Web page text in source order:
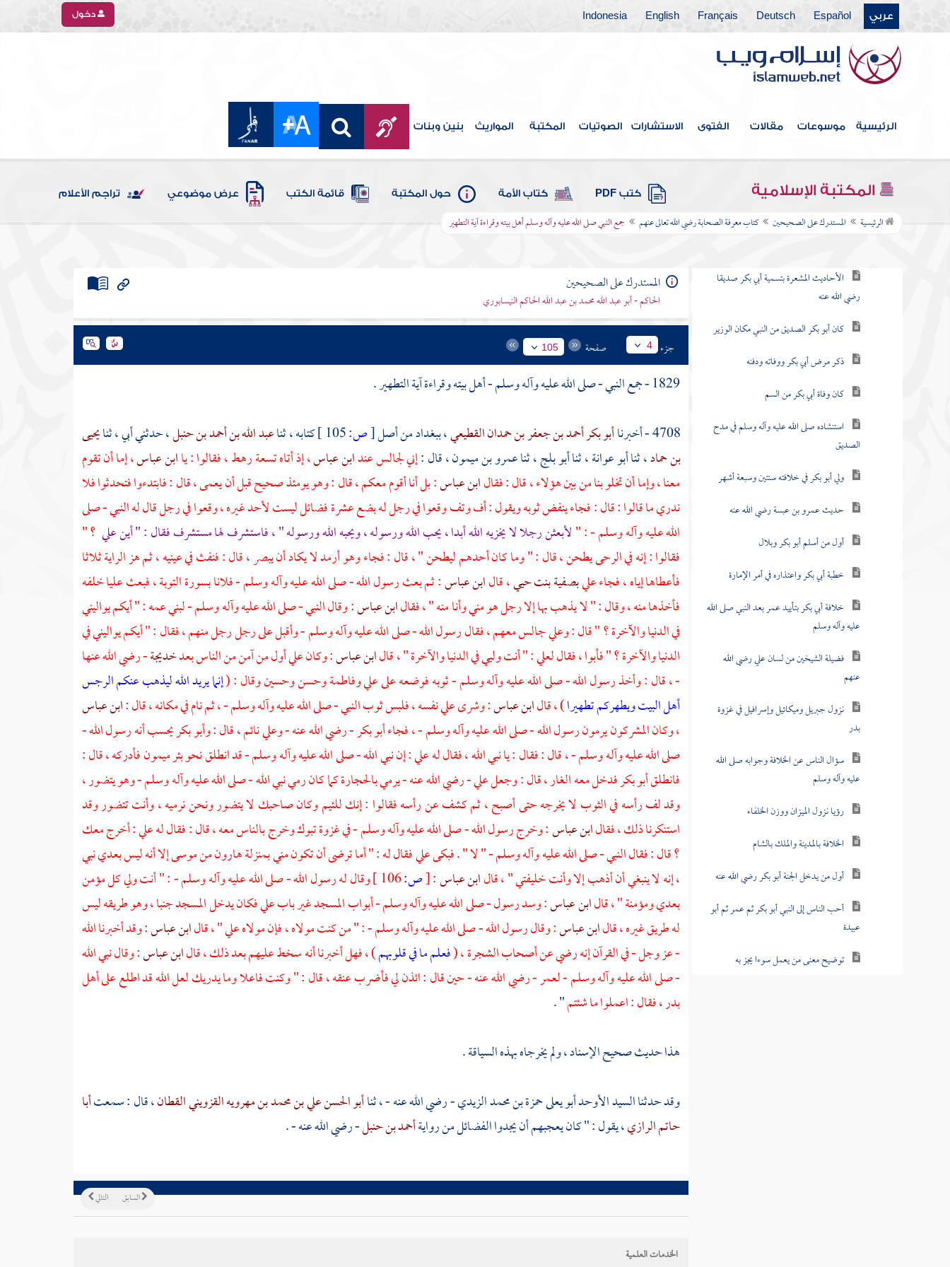
عربي Español
Deutsch
Français
English
Indonesia دخول
الرئيسية موسوعات مقالات الفتوى الاستشارات الصوتيات المكتبة المواريث بنين وبنات
المكتبة الإسلامية كتب PDF كتاب الأمة حول المكتبة قائمة الكتب عرض موضوعي تراجم الأعلام
الرئيسية المستدرك على الصحيحين كتاب معرفة الصحابة رضي الله تعالى عنهم جمع النبي صلى الله عليه وآله وسلم أهل بيته وقراءة آية التطهير
كتاب التفسير
كتاب تواريخ المتقدمين من الأنبياء والمرسلين
ومن كتاب آيات رسول الله صلى الله عليه وآله
وسلم التي في دلائل النبوة
كتاب الهجرة الأولى إلى الحبشة
كتاب الهجرة
كتاب المغازي والسرايا
كتاب معرفة الصحابة رضي الله تعالى عنهم
الأحاديث المشعرة بتسمية أبي بكر صديقا
رضي الله عنه
كان أبو بكر الصديق من النبي مكان الوزير
ذكر مرض أبي بكر ووفاته ودفنه
كان وفاة أبي بكر من السم
استنشاده صلى الله عليه وآله وسلم في مدح
الصديق
ولي أبو بكر في خلافته سنتين وسبعة أشهر
حديث عمرو بن عبسة رضي الله عنه
أول من أسلم أبو بكر وبلال
خطبة أبي بكر واعتذاره في أمر الإمارة
خلافة أبي بكر بتأييد عمر بعد النبي صلى الله
عليه وآله وسلم
فضيلة الشيخين من لسان علي رضي الله
عنهم
نزول جبريل وميكائيل وإسرافيل في غزوة
بدر
سؤال الناس عن الخلافة وجوابه صلى الله
عليه وآله وسلم
رؤيا نزول الميزان ووزن الخلفاء
الخلافة بالمدينة والملك بالشام
أول من يدخل الجنة أبو بكر رضي الله عنه
أحب الناس إلى النبي أبو بكر ثم عمر ثم أبو
عبيدة
توضيح معنى من يعمل سوءا يجز به
المستدرك على الصحيحين
الحاكم - أبو عبد الله محمد بن عبد الله الحاكم النيسابوري
جزء 4 صفحة 105
1829 - جمع النبي - صلى الله عليه وآله وسلم - أهل بيته وقراءة آية التطهير .
4708 - أخبرنا
أبو بكر أحمد بن جعفر بن حمدان القطيعي،ببغدادمن أصل[ص: كتابه ، ثناعبد الله بن أحمد بن حنبل، حدثني أبي ، ثنايحيى
بن حماد، ثناأبو عوانة، ثناأبو بلج، ثناعمرو بن ميمون، قال :إني لجالس عندابن عباس، إذ أتاه تسعة رهط ، فقالوا : ياابن عباس، إما أن تقوم
معنا ، وإما أن تخلو بنا من بين هؤلاء ، قال : فقالابن عباس: بل أنا أقوم معكم ، قال : وهو يومئذ صحيح قبل أن يعمى ، قال : فابتدءوا فتحدثوا فلا
ندري ما قالوا : قال : فجاء ينفض ثوبه ويقول : أف وتف وقعوا في رجل له بضع عشرة فضائل ليست لأحد غيره ، وقعوا في رجل قال له النبي - صلى
الله عليه وآله وسلم - : "لأبعثن رجلا لا يخزيه الله أبدا ، يحب الله ورسوله ، ويحبه الله ورسوله " ، فاستشرف لها مستشرف فقال : " أينعلي ؟ "
فقالوا : إنه في الرحى يطحن ، قال : " وما كان أحدهم ليطحن " ، قال : فجاء وهو أرمد لا يكاد أن يبصر ، قال : فنفث في عينيه ، ثم هز الراية ثلاثا
فأعطاها إياه ، فجاءعليبصفية بنت حيي، قالابن عباس: ثم بعث رسول الله - صلى الله عليه وآله وسلم - فلانا بسورة التوبة ، فبعثعلياخلفه
فأخذها منه ، وقال : " لا يذهب بها إلا رجل هو مني وأنا منه " ، فقالابن عباس: وقال النبي - صلى الله عليه وآله وسلم - لبني عمه : " أيكم يواليني
في الدنيا والآخرة ؟ " قال :وعليجالس معهم ، فقال رسول الله - صلى الله عليه وآله وسلم - وأقبل على رجل رجل منهم ، فقال : " أيكم يواليني في
الدنيا والآخرة ؟ " فأبوا ، فقاللعلي: " أنت وليي في الدنيا والآخرة " ، قالابن عباس: وكانعليأول من آمن من الناس بعدخديجة- رضي الله عنها
- ، قال : وأخذ رسول الله - صلى الله عليه وآله وسلم - ثوبه فوضعه علىعليوفاطمةوحسنوحسينوقال : (إنما يريد الله ليذهب عنكم الرجس
أهل البيت ويطهركم تطهيرا) ، قالابن عباس: وشرى علي نفسه ، فلبس ثوب النبي - صلى الله عليه وآله وسلم - ، ثم نام في مكانه ، قال :ابن عباس
، وكان المشركون يرمون رسول الله - صلى الله عليه وآله وسلم - ، فجاءأبو بكر- رضي الله عنه -وعلينائم ، قال :وأبو بكريحسب أنه رسول الله -
صلى الله عليه وآله وسلم - ، قال : فقال : يا نبي الله ، فقال لهعلي: إن نبي الله - صلى الله عليه وآله وسلم - قد انطلق نحوبئر ميمونفأدركه ، قال :
فانطلقأبو بكرفدخل معه الغار ، قال : وجعلعلي- رضي الله عنه - يرمي بالحجارة كما كان رمي نبي الله - صلى الله عليه وآله وسلم - وهو يتضور ،
وقد لف رأسه في الثوب لا يخرجه حتى أصبح ، ثم كشف عن رأسه فقالوا : إنك للئيم وكان صاحبك لا يتضور ونحن نرميه ، وأنت تتضور وقد
استنكرنا ذلك ، فقالابن عباس: وخرج رسول الله - صلى الله عليه وآله وسلم - في غزوةتبوكوخرج بالناس معه ، قال : فقال لهعلي: أخرج معك
؟ قال : فقال النبي - صلى الله عليه وآله وسلم - " لا " . فبكىعليفقال له : " أما ترضى أن تكون مني بمنزلةهارونمنموسىإلا أنه ليس بعدي نبي
، إنه لا ينبغي أن أذهب إلا وأنت خليفتي " ، قالابن عباس:
[ص:106 ]
وقال له رسول الله - صلى الله عليه وآله وسلم - : " أنت ولي كل مؤمن
بعدي ومؤمنة " ، قالابن عباس: وسد رسول - صلى الله عليه وآله وسلم - أبواب المسجد غير بابعليفكان يدخل المسجد جنبا ، وهو طريقه ليس
له طريق غيره ، قالابن عباس: وقال رسول الله - صلى الله عليه وآله وسلم - : " من كنت مولاه ، فإن مولاهعلي" ، قالابن عباس: وقد أخبرنا الله
- عز وجل - في القرآن إنه رضي عن أصحاب الشجرة ، (فعلم ما في قلوبهم) ، فهل أخبرنا أنه سخط عليهم بعد ذلك ، قالابن عباس: وقال نبي الله
- صلى الله عليه وآله وسلم -لعمر- رضي الله عنه - حين قال : ائذن لي فأضرب عنقه ، قال : " وكنت فاعلا وما يدريك لعل الله قد اطلع علىأهل
بدر، فقال : اعملوا ما شئتم" .
هذا حديث صحيح الإسناد ، ولم يخرجاه بهذه السياقة .
وقد حدثنا السيد الأوحدأبو يعلى حمزة بن محمد الزيدي- رضي الله عنه - ، ثناأبو الحسن علي بن محمد بن مهرويه القزويني القطان، قال : سمعتأبا
حاتم الرازي، يقول : " كان يعجبهم أن يجدوا الفضائل من روايةأحمد بن حنبل- رضي الله عنه - .
التالي السابق
الخدمات العلمية